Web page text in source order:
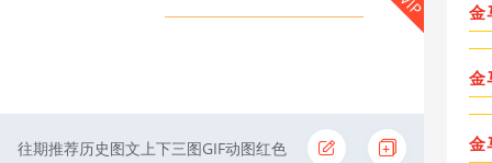
往期推荐历史图文上下三图GIF动图红色
金
金
金